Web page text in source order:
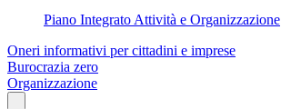
Piano Integrato Attività e Organizzazione
Oneri informativi per cittadini e imprese
Burocrazia zero
Organizzazione